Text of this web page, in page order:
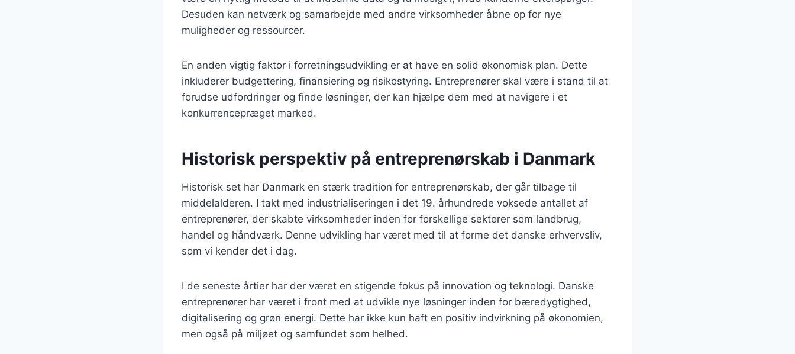
Desuden kan netværk og samarbejde med andre virksomheder åbne op for nye
muligheder og ressourcer.
En anden vigtig faktor i forretningsudvikling er at have en solid økonomisk plan. Dette
inkluderer budgettering, finansiering og risikostyring. Entreprenører skal være i stand til at
forudse udfordringer og finde løsninger, der kan hjælpe dem med at navigere i et
konkurrencepræget marked.
Historisk perspektiv på entreprenørskab i Danmark
Historisk set har Danmark en stærk tradition for entreprenørskab, der går tilbage til
middelalderen. I takt med industrialiseringen i det 19. århundrede voksede antallet af
entreprenører, der skabte virksomheder inden for forskellige sektorer som landbrug,
handel og håndværk. Denne udvikling har været med til at forme det danske erhvervsliv,
som vi kender det i dag.
I de seneste årtier har der været en stigende fokus på innovation og teknologi. Danske
entreprenører har været i front med at udvikle nye løsninger inden for bæredygtighed,
digitalisering og grøn energi. Dette har ikke kun haft en positiv indvirkning på økonomien,
men også på miljøet og samfundet som helhed.